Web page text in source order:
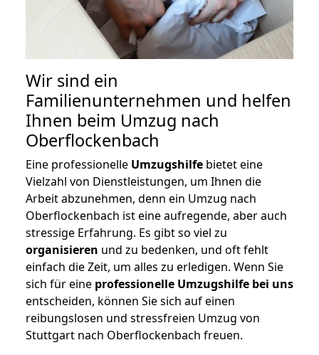
Wir sind ein
Familienunternehmen und helfen
Ihnen beim Umzug nach
Oberflockenbach
Eine professionelle Umzugshilfe bietet eine
Vielzahl von Dienstleistungen, um Ihnen die
Arbeit abzunehmen, denn ein Umzug nach
Oberflockenbach ist eine aufregende, aber auch
stressige Erfahrung. Es gibt so viel zu
organisieren und zu bedenken, und oft fehlt
einfach die Zeit, um alles zu erledigen. Wenn Sie
sich für eine professionelle Umzugshilfe bei uns
entscheiden, können Sie sich auf einen
reibungslosen und stressfreien Umzug von
Stuttgart nach Oberflockenbach freuen.